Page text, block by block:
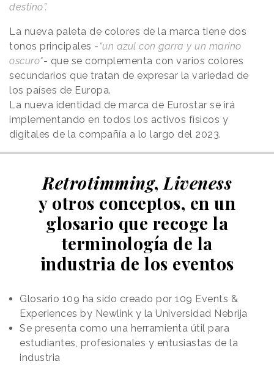
destino”.
La nueva paleta de colores de la marca tiene dos
tonos principales - “un azul con garra y un marino
oscuro"- que se complementa con varios colores
secundarios que tratan de expresar la variedad de
los países de Europa.
La nueva identidad de marca de Eurostar se irá
implementando en todos los activos físicos y
digitales de la compañía a lo largo del 2023.
Retrotimming, Liveness
y otros conceptos, en un
glosario que recoge la
terminología de la
industria de los eventos
Glosario 109 ha sido creado por 109 Events &
Experiences by Newlink y la Universidad Nebrija
Se presenta como una herramienta útil para
estudiantes, profesionales y entusiastas de la
industria